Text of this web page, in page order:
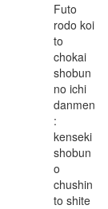
Futo
rodo koi
to
chokai
shobun
no ichi
danmen
:
kenseki
shobun
o
chushin
to shite